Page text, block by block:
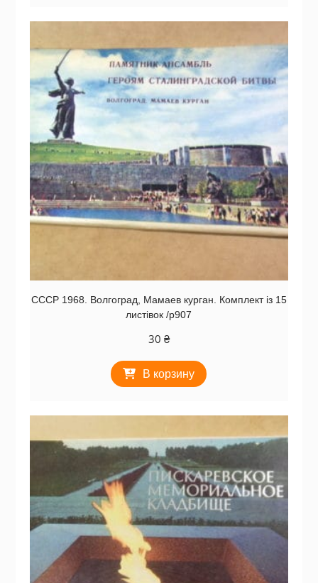
СССР 1968. Волгоград, Мамаев курган. Комплект із 15
листівок /р907
30 ₴
В корзину